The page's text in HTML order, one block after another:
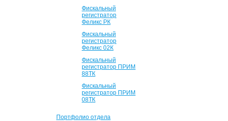
Фискальный
регистратор
Феликс РК
Фискальный
регистратор
Феликс 02К
Фискальный
регистратор ПРИМ
88ТК
Фискальный
регистратор ПРИМ
08ТК
Портфолио отдела